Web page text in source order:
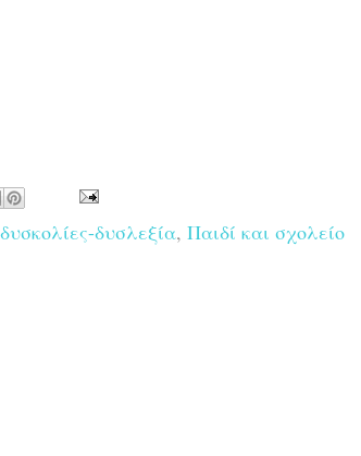
δυσλεξία, Παιδί και σχολείο